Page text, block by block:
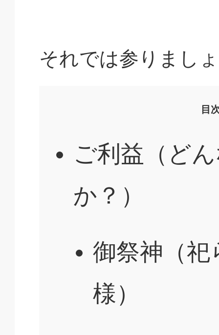
それでは参りまし
目
ご利益（ど
か？）
御祭神（祀
様）